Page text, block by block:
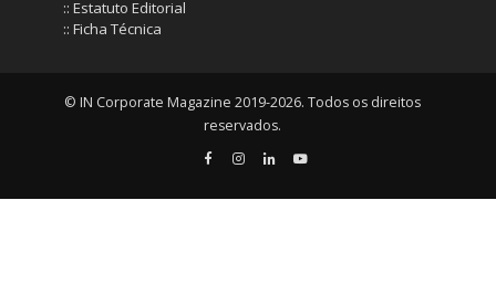
:: Estatuto Editorial
:: Ficha Técnica
© IN Corporate Magazine 2019-2026. Todos os direitos
reservados.